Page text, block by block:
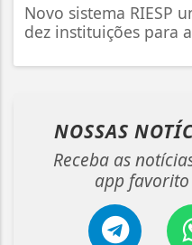
Novo sistema RIESP
dez instituições para
NOSSAS
Receba as
app favorito